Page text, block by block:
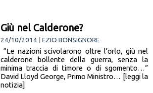
Giù nel Calderone?
24/10/2014 | EZIO BONSIGNORE
“Le nazioni scivolarono oltre l’orlo, giù nel
calderone bollente della guerra, senza la
minima traccia di timore o di sgomento…”
David Lloyd George, Primo Ministro… [leggi la
notizia]